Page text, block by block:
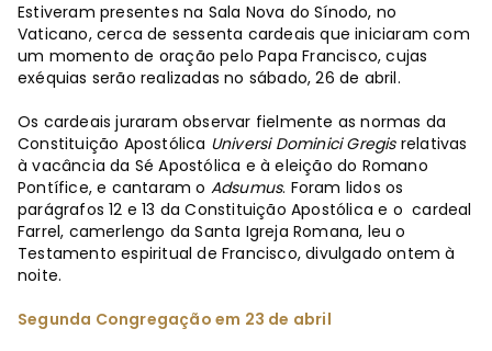
Estiveram presentes na Sala Nova do Sínodo, no
Vaticano, cerca de sessenta cardeais que iniciaram com
um momento de oração pelo Papa Francisco, cujas
exéquias serão realizadas no sábado, 26 de abril.
Os cardeais juraram observar fielmente as normas da
Constituição Apostólica Universi Dominici Gregisrelativas
à vacância da Sé Apostólica e à eleição do Romano
Pontífice, e cantaram o Adsumus. Foram lidos os
parágrafos 12 e 13 da Constituição Apostólica e o cardeal
Farrel, camerlengo da Santa Igreja Romana, leu o
Testamento espiritual de Francisco, divulgado ontem à
noite.
Segunda Congregação em 23 de abril